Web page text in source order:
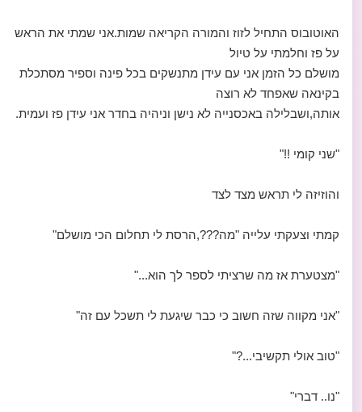
האוטובוס התחיל לזוז והמורה הקריאה שמות.אני שמתי את הראש
על פז וחלמתי על טיול
מושלם כל הזמן אני עם עידן מתנשקים בכל פינה וספיר מסתכלת
בקינאה שאפחד לא רוצה
אותה,ושבלילה באכסנייה לא נישן וניהיה בחדר אני עידן פז ועמית.
"שני קומי !!"
והוזיזה לי תראש מצד לצד
קמתי וצעקתי עלייה "מה???,הרסת לי תחלום הכי מושלם"
"מצטערת אז מה שרציתי לספר לך הוא..."
"אני מקווה שזה חשוב כי כבר שיגעת לי תשכל עם זה"
"טוב אולי תקשיבי...?"
"נו.. דברי"